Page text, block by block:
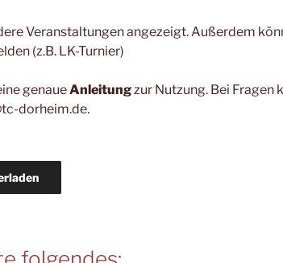
Veranstaltungen angezeigt. Außerdem
(z.B. LK-Turnier)
genaueAnleitungzur Nutzung. Bei Fragen
dorheim.de.